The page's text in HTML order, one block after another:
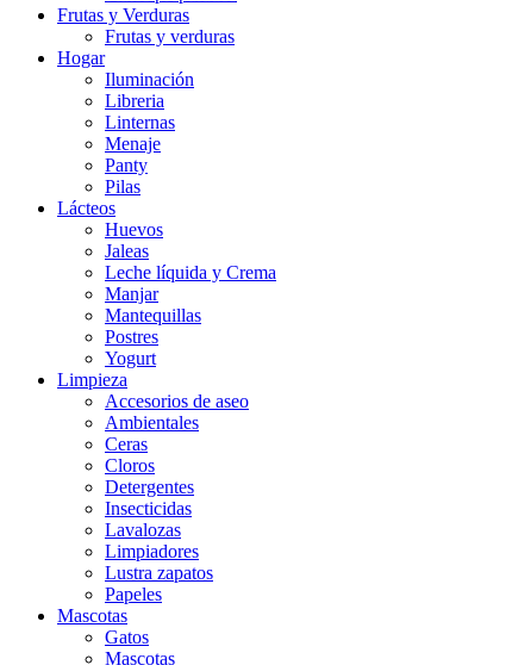
Frutas y Verduras
Frutas y verduras
Hogar
Iluminación
Libreria
Linternas
Menaje
Panty
Pilas
Lácteos
Huevos
Jaleas
Leche líquida y Crema
Manjar
Mantequillas
Postres
Yogurt
Limpieza
Accesorios de aseo
Ambientales
Ceras
Cloros
Detergentes
Insecticidas
Lavalozas
Limpiadores
Lustra zapatos
Papeles
Mascotas
Gatos
Mascotas